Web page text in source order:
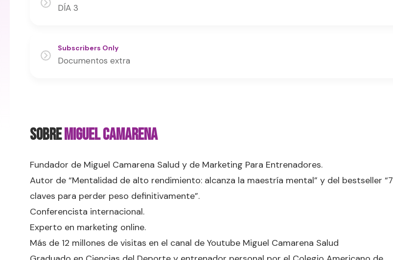
DÍA 3
Subscribers Only
Documentos extra
SOBREMiguel Camarena
Fundador de Miguel Camarena Salud y de Marketing Para Entrenadores.
Autor de “Mentalidad de alto rendimiento: alcanza la maestría mental” y del bestseller “7
claves para perder peso definitivamente”.
Conferencista internacional.
Experto en marketing online.
Más de 12 millones de visitas en el canal de Youtube Miguel Camarena Salud